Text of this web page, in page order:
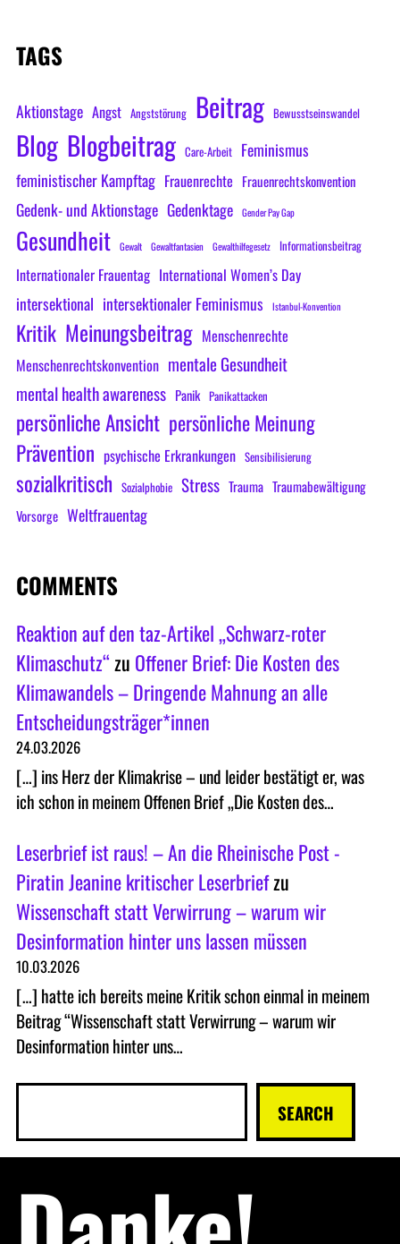
TAGS
Aktionstage Angst Angststörung Beitrag Bewusstseinswandel
Blog Blogbeitrag Care-Arbeit Feminismus
feministischer Kampftag Frauenrechte Frauenrechtskonvention
Gedenk- und Aktionstage Gedenktage Gender Pay Gap
Gesundheit Gewalt Gewaltfantasien Gewalthilfegesetz Informationsbeitrag
Internationaler Frauentag International Women’s Day
intersektional intersektionaler Feminismus Istanbul-Konvention
Kritik Meinungsbeitrag Menschenrechte
Menschenrechtskonvention mentale Gesundheit
mental health awareness Panik Panikattacken
persönliche Ansicht persönliche Meinung
Prävention psychische Erkrankungen Sensibilisierung
sozialkritisch Sozialphobie Stress Trauma Traumabewältigung
Vorsorge Weltfrauentag
COMMENTS
Reaktion auf den taz-Artikel „Schwarz-roter
Klimaschutz“zu Offener Brief: Die Kosten des
Klimawandels – Dringende Mahnung an alle
Entscheidungsträger*innen
24.03.2026
[…] ins Herz der Klimakrise – und leider bestätigt er, was
ich schon in meinem Offenen Brief „Die Kosten des…
Leserbrief ist raus! – An die Rheinische Post -
Piratin Jeanine kritischer Leserbriefzu
Wissenschaft statt Verwirrung – warum wir
Desinformation hinter uns lassen müssen
10.03.2026
[…] hatte ich bereits meine Kritik schon einmal in meinem
Beitrag “Wissenschaft statt Verwirrung – warum wir
Desinformation hinter uns…
c
SEARCH